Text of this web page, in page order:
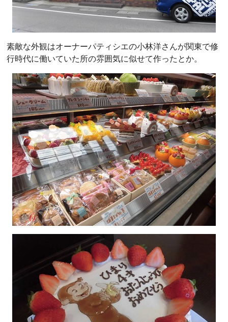
素敵な外観はオーナーパティシエの小林洋さんが関東で修
行時代に働いていた所の雰囲気に似せて作ったとか。